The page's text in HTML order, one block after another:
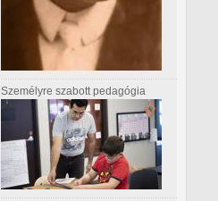
Személyre szabott pedagógia